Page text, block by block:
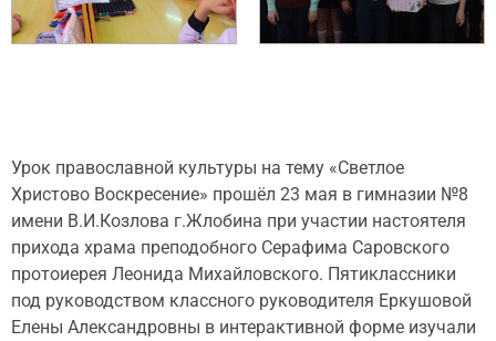
Урок православной культуры на тему «Светлое
Христово Воскресение» прошёл 23 мая в гимназии №8
имени В.И.Козлова г.Жлобина при участии настоятеля
прихода храма преподобного Серафима Саровского
протоиерея Леонида Михайловского. Пятиклассники
под руководством классного руководителя Еркушовой
Елены Александровны в интерактивной форме изучали